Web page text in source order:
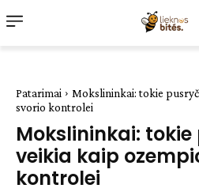
Patarimai
Mokslininkai: tokie
svorio kontrolei
Mokslininkai:
veikia kaip
kontrolei